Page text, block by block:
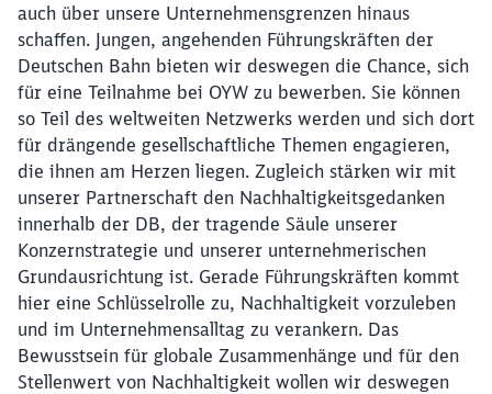
auch über unsere Unternehmensgrenzen hinaus
schaffen. Jungen, angehenden Führungskräften der
Deutschen Bahn bieten wir deswegen die Chance, sich
für eine Teilnahme bei OYW zu bewerben. Sie können
so Teil des weltweiten Netzwerks werden und sich dort
für drängende gesellschaftliche Themen engagieren,
die ihnen am Herzen liegen. Zugleich stärken wir mit
unserer Partnerschaft den Nachhaltigkeitsgedanken
innerhalb der DB, der tragende Säule unserer
Konzernstrategie und unserer unternehmerischen
Grundausrichtung ist. Gerade Führungskräften kommt
hier eine Schlüsselrolle zu, Nachhaltigkeit vorzuleben
und im Unternehmensalltag zu verankern. Das
Bewusstsein für globale Zusammenhänge und für den
Stellenwert von Nachhaltigkeit wollen wir deswegen